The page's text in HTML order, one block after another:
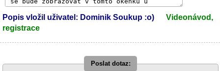
Popis vložil uživatel: Dominik Soukup :o)
Videonávod,
registrace
Poslat dotaz: